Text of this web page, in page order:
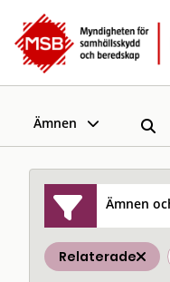
Ämnen
Ämnen
Relaterade